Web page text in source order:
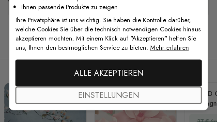
Verwandte Produkte
Ihnen passende Produkte zu zeigen
Ihre Privatsphäre ist uns wichtig. Sie haben die Kontrolle darüber,
welche Cookies Sie über die technisch notwendigen Cookies hinaus
akzeptieren möchten. Mit einem Klick auf "Akzeptieren" helfen Sie
uns, Ihnen den bestmöglichen Service zu bieten. Mehr erfahren
ALLE AKZEPTIEREN
EINSTELLUNGEN